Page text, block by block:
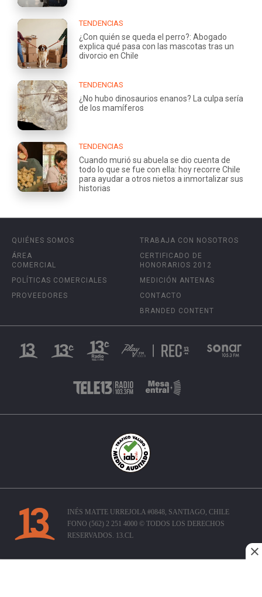
TENDENCIAS
¿Con quién se queda el perro?: Abogado
explica qué pasa con las mascotas tras un
divorcio en Chile
TENDENCIAS
¿No hubo dinosaurios enanos? La culpa sería
de los mamíferos
TENDENCIAS
Cuando murió su abuela se dio cuenta de
todo lo que se fue con ella: hoy recorre Chile
para ayudar a otros nietos a inmortalizar sus
historias
QUIÉNES SOMOS
ÁREA
COMERCIAL
POLÍTICAS COMERCIALES
PROVEEDORES
TRABAJA CON NOSOTROS
CERTIFICADO DE
HONORARIOS 2012
MEDICIÓN ANTENAS
CONTACTO
BRANDED CONTENT
INÉS MATTE URREJOLA #0848, SANTIAGO, CHILE
FONO (562) 2 251 4000 © TODOS LOS DERECHOS
RESERVADOS. 13.CL